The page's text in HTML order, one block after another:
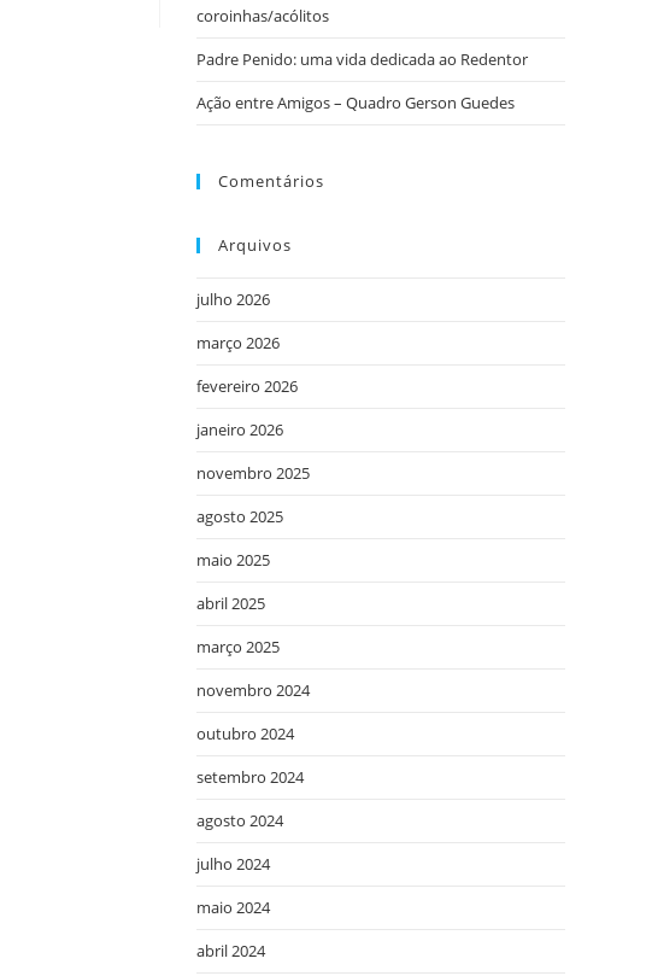
coroinhas/acólitos
Padre Penido: uma vida dedicada ao Redentor
Ação entre Amigos – Quadro Gerson Guedes
Comentários
Arquivos
julho 2026
março 2026
fevereiro 2026
janeiro 2026
novembro 2025
agosto 2025
maio 2025
abril 2025
março 2025
novembro 2024
outubro 2024
setembro 2024
agosto 2024
julho 2024
maio 2024
abril 2024